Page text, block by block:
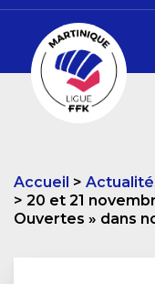
Accueil
20 et 21
Ouvertes » dans